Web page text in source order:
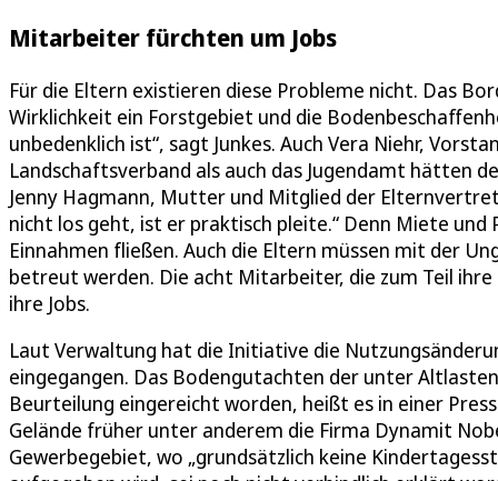
Mitarbeiter fürchten um Jobs
Für die Eltern existieren diese Probleme nicht. Das
Wirklichkeit ein Forstgebiet und die
unbedenklich ist“, sagt Junkes. Auch Vera Niehr,
Landschaftsverband als auch das Jugendamt hätten
Jenny Hagmann, Mutter und Mitglied der
nicht los geht, ist er praktisch pleite.“ Denn Miete
Einnahmen fließen. Auch die Eltern müssen mit der
betreut werden. Die acht Mitarbeiter, die zum Teil
ihre Jobs.
Laut Verwaltung hat die Initiative die
eingegangen. Das Bodengutachten der unter
Beurteilung eingereicht worden, heißt es in einer
Gelände früher unter anderem die Firma Dynamit
Gewerbegebiet, wo „grundsätzlich keine